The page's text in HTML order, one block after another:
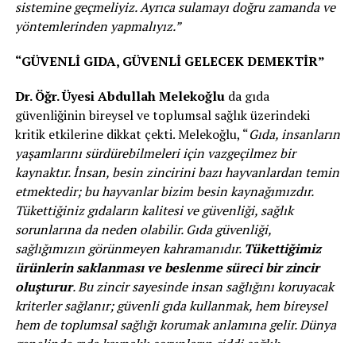
sistemine geçmeliyiz. Ayrıca sulamayı doğru zamanda ve
yöntemlerinden yapmalıyız.”
“GÜVENLİ GIDA, GÜVENLİ GELECEK DEMEKTİR”
Dr. Öğr. Üyesi Abdullah Melekoğluda gıda
güvenliğinin bireysel ve toplumsal sağlık üzerindeki
kritik etkilerine dikkat çekti. Melekoğlu, “Gıda, insanların
yaşamlarını sürdürebilmeleri için vazgeçilmez bir
kaynaktır. İnsan, besin zincirini bazı hayvanlardan temin
etmektedir; bu hayvanlar bizim besin kaynağımızdır.
Tükettiğiniz gıdaların kalitesi ve güvenliği, sağlık
sorunlarına da neden olabilir. Gıda güvenliği,
sağlığımızın görünmeyen kahramanıdır. Tükettiğimiz
ürünlerin saklanması ve beslenme süreci bir zincir
oluşturur. Bu zincir sayesinde insan sağlığını koruyacak
kriterler sağlanır; güvenli gıda kullanmak, hem bireysel
hem de toplumsal sağlığı korumak anlamına gelir. Dünya